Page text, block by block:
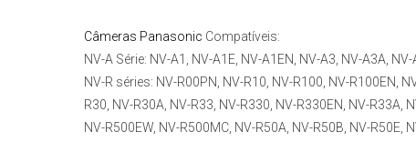
Câmeras Panasonic Compatíveis:
NV-A Série: NV-A1, NV-A1E, NV-A1EN, NV-A3, NV-A3A,
NV-R séries: NV-R00PN, NV-R10, NV-R100, NV-R100EN,
R30, NV-R30A, NV-R33, NV-R330, NV-R330EN, NV-R33A,
NV-R500EW, NV-R500MC, NV-R50A, NV-R50B, NV-R50E,